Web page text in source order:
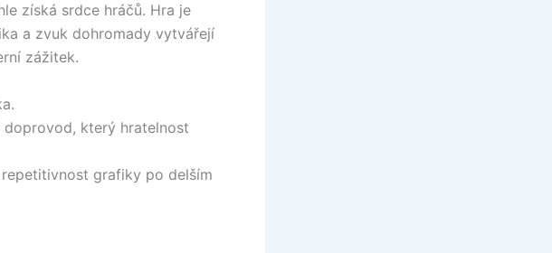
získá srdce hráčů. Hra je
a zvuk dohromady vytvářejí
zážitek.
který hratelnost
grafiky po delším